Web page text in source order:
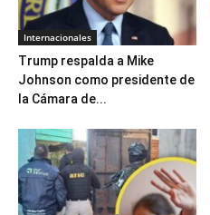
Internacionales
Trump respalda a Mike
Johnson como presidente de
la Cámara de...